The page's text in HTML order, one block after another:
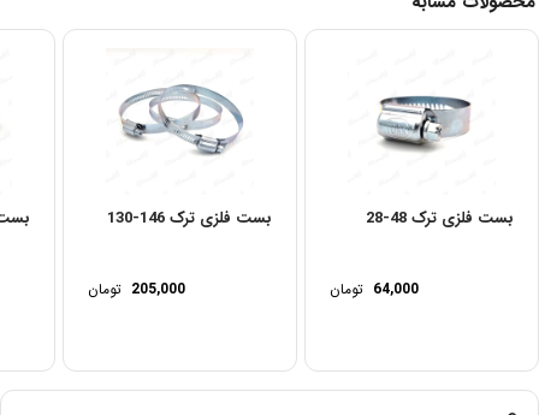
بست فلزی ترک 48-28
64,000 تومان
بست فلزی ترک 146-130
205,000 تومان
بست